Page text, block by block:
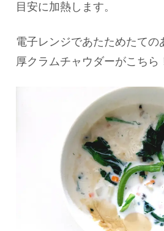
目安に加熱します。
電子レンジであたためたての
厚クラムチャウダーがこちら